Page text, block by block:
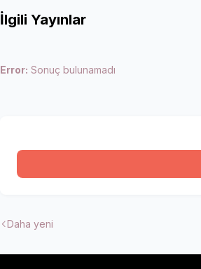
İlgili Yayınlar
Error: Sonuç bulunamadı
Daha yeni